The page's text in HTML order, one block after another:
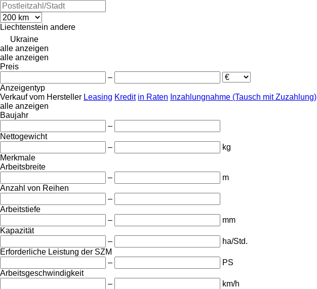
Liechtenstein andere
Ukraine
alle anzeigen
alle anzeigen
Preis
–
Anzeigentyp
Verkauf vom Hersteller Leasing Kredit in Raten Inzahlungnahme (Tausch mit Zuzahlung)
alle anzeigen
Baujahr
–
Nettogewicht
–
kg
Merkmale
Arbeitsbreite
–
m
Anzahl von Reihen
–
Arbeitstiefe
–
mm
Kapazität
–
ha/Std.
Erforderliche Leistung der SZM
–
PS
Arbeitsgeschwindigkeit
–
km/h